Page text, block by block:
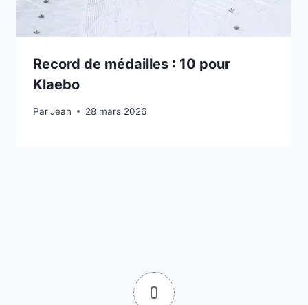
Record de médailles : 10 pour
Klaebo
ParJean
18 février 202628 mars 2026
0